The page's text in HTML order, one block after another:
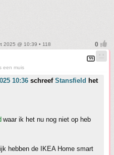
2025 @ 10:39 • 118
een muis
10:36 schreef Stansfield het
waar ik het nu nog niet op heb
hebben de IKEA Home smart